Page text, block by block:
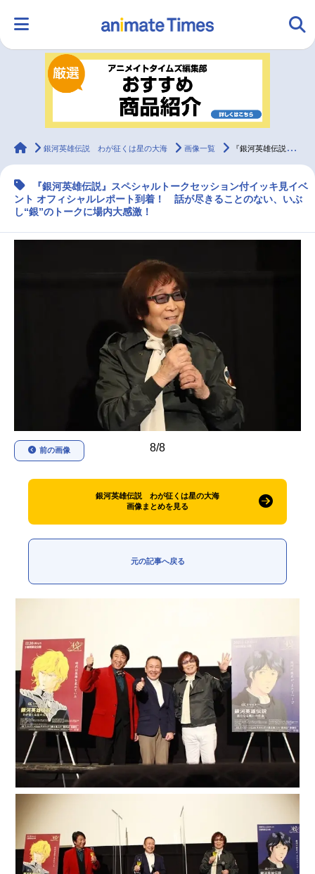
ランキング アニメ
ラジオ
マンガ・ラノベ ゲーム・アプリ 音楽 コスプレ
声優記事一覧
実写化映画一覧
今期アニメ曜日別一覧
夏アニメ
秋アニメ 冬アニメ
男性声優/女性声優一覧
FOLLOW US
animateTimes
銀河英雄伝説 わが征くは星の大海 画像一覧 『銀河英雄伝説』SPトーク付イッキ見イベント公式レポート
『銀河英雄伝説』スペシャルトークセッション付イッキ見イベ
ント オフィシャルレポート到着！ 話が尽きることのない、いぶ
し“銀”のトークに場内大感激！
8/8
前の画像
銀河英雄伝説 わが征くは星の大海
画像まとめを見る
元の記事へ戻る